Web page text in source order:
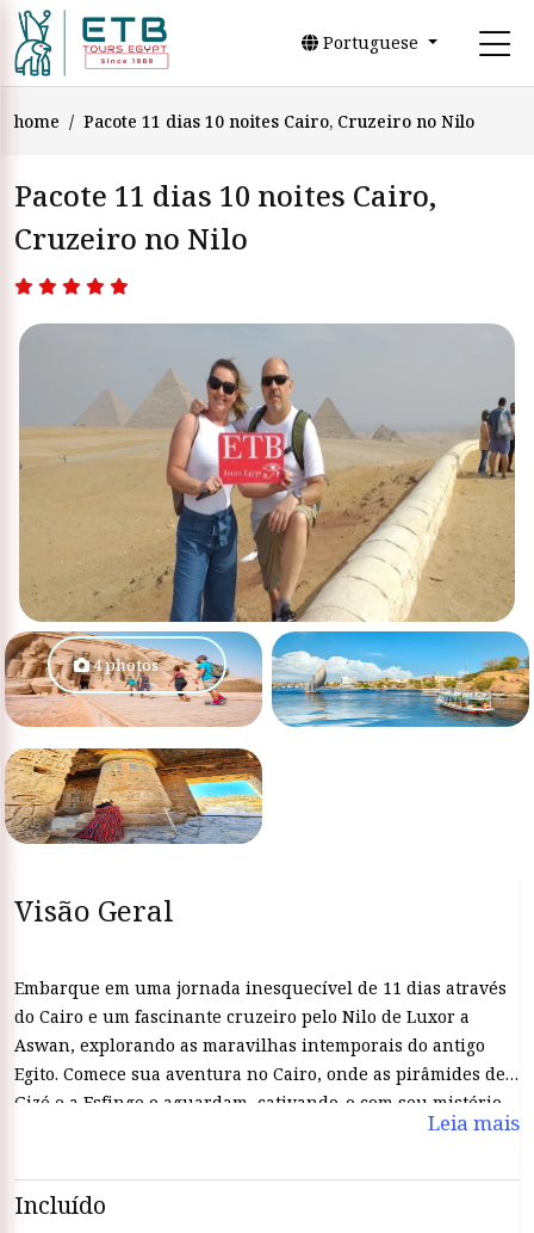
Portuguese
home Pacote 11 dias 10 noites Cairo, Cruzeiro no Nilo
Pacote 11 dias 10 noites Cairo,
Cruzeiro no Nilo
4 photos
Visão Geral
Embarque em uma jornada inesquecível de 11 dias através
do Cairo e um fascinante cruzeiro pelo Nilo de Luxor a
Aswan, explorando as maravilhas intemporais do antigo
Egito. Comece sua aventura no Cairo, onde as pirâmides de
Gizé e a Esfinge o aguardam, cativando-o com seu mistério.
Mergulhe nos mercados movimentados e na cultura
moderna.Em seguida, embarque em um luxuoso cruzeiro
pelo Nilo em Luxor, o maior museu ao ar livre do mundo.
Leia mais
Incluído